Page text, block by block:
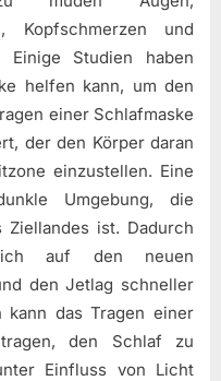
Kopfschmerzen und
Einige Studien haben
helfen kann, um den
einer Schlafmaske
der den Körper daran
einzustellen. Eine
Umgebung, die
ist. Dadurch
auf den neuen
den Jetlag schneller
kann das Tragen einer
den Schlaf zu
Einfluss von Licht